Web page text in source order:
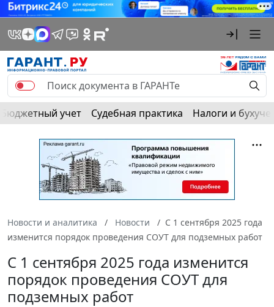
Бюджетный учет Судебная практика Налоги и
Новости и аналитика Новости
С 1 сентября 2025 года
изменится порядок проведения СОУТ для подземных работ
С 1 сентября 2025 года изменится
порядок проведения СОУТ для
подземных работ